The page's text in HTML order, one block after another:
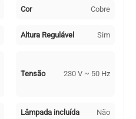
Cor Cobre
Altura Regulável Sim
Tensão 230 V ~ 50 Hz
Lâmpada incluída Não